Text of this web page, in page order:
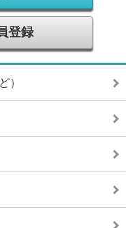
登録
）